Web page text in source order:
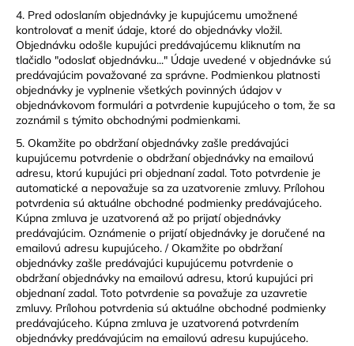
4. Pred odoslaním objednávky je kupujúcemu umožnené
kontrolovať a meniť údaje, ktoré do objednávky vložil.
Objednávku odošle kupujúci predávajúcemu kliknutím na
tlačidlo "odoslať objednávku..." Údaje uvedené v objednávke sú
predávajúcim považované za správne. Podmienkou platnosti
objednávky je vyplnenie všetkých povinných údajov v
objednávkovom formulári a potvrdenie kupujúceho o tom, že sa
zoznámil s týmito obchodnými podmienkami.
5. Okamžite po obdržaní objednávky zašle predávajúci
kupujúcemu potvrdenie o obdržaní objednávky na emailovú
adresu, ktorú kupujúci pri objednaní zadal. Toto potvrdenie je
automatické a nepovažuje sa za uzatvorenie zmluvy. Prílohou
potvrdenia sú aktuálne obchodné podmienky predávajúceho.
Kúpna zmluva je uzatvorená až po prijatí objednávky
predávajúcim. Oznámenie o prijatí objednávky je doručené na
emailovú adresu kupujúceho. / Okamžite po obdržaní
objednávky zašle predávajúci kupujúcemu potvrdenie o
obdržaní objednávky na emailovú adresu, ktorú kupujúci pri
objednaní zadal. Toto potvrdenie sa považuje za uzavretie
zmluvy. Prílohou potvrdenia sú aktuálne obchodné podmienky
predávajúceho. Kúpna zmluva je uzatvorená potvrdením
objednávky predávajúcim na emailovú adresu kupujúceho.